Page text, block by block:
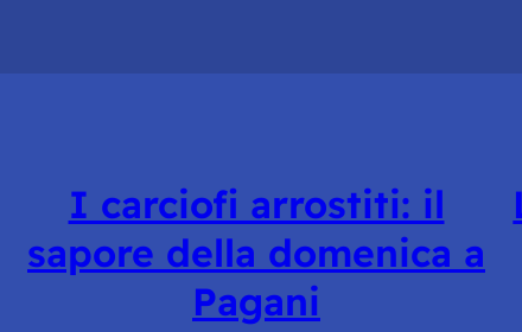
I carciofi arrostiti: il
sapore della domenica a
Pagani